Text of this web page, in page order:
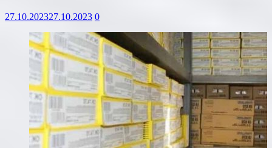
27.10.202327.10.2023 0